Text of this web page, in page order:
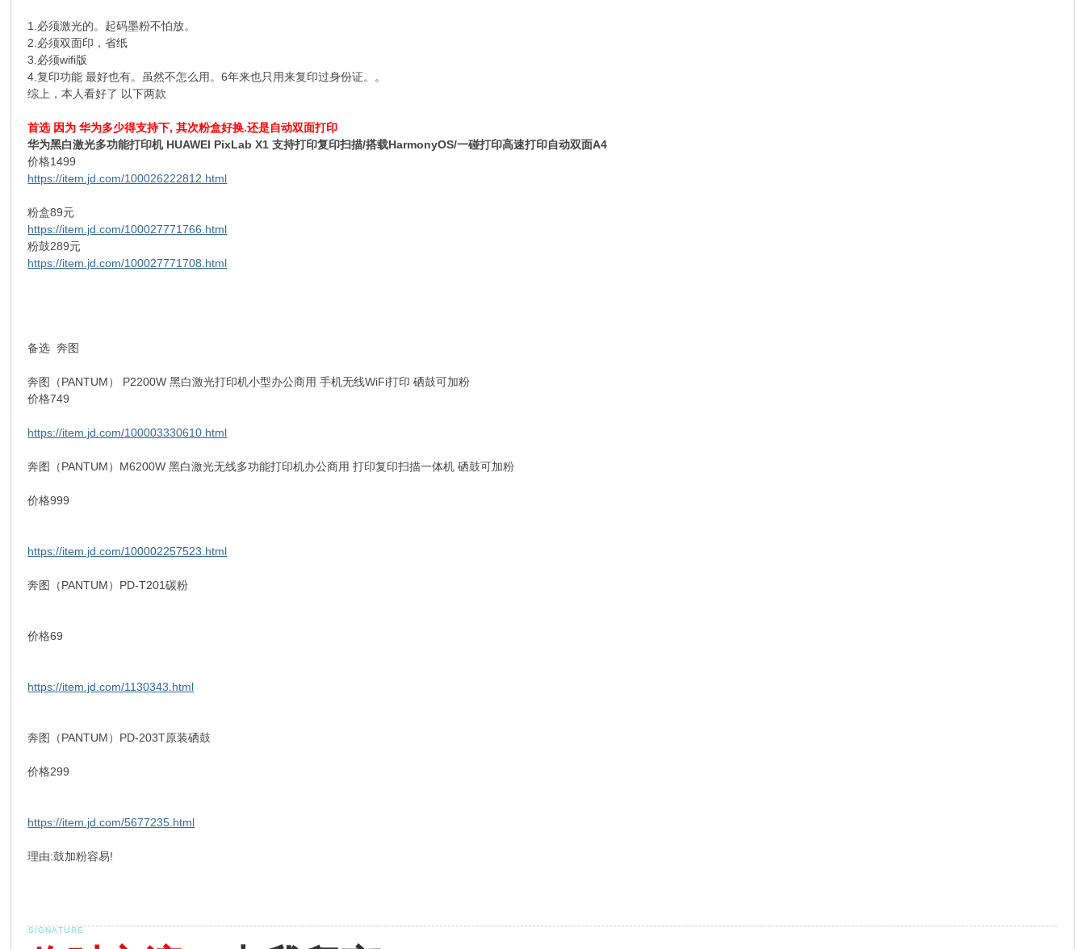
1.必须激光的。起码墨粉不怕放。
2.必须双面印，省纸
3.必须wifi版
4.复印功能 最好也有。虽然不怎么用。6年来也只用来复印过身份证。。
综上，本人看好了 以下两款
首选 因为 华为多少得支持下, 其次粉盒好换.还是自动双面打印
华为黑白激光多功能打印机 HUAWEI PixLab X1 支持打印复印扫描/搭载HarmonyOS/一碰打印高速打印自动双面A4
价格1499
https://item.jd.com/100026222812.html
粉盒89元
https://item.jd.com/100027771766.html
粉鼓289元
https://item.jd.com/100027771708.html
备选 奔图
奔图（PANTUM） P2200W 黑白激光打印机小型办公商用 手机无线WiFi打印 硒鼓可加粉
价格749
https://item.jd.com/100003330610.html
奔图（PANTUM）M6200W 黑白激光无线多功能打印机办公商用 打印复印扫描一体机 硒鼓可加粉
价格999
https://item.jd.com/100002257523.html
奔图（PANTUM）PD-T201碳粉
价格69
https://item.jd.com/1130343.html
奔图（PANTUM）PD-203T原装硒鼓
价格299
https://item.jd.com/5677235.html
理由:鼓加粉容易!